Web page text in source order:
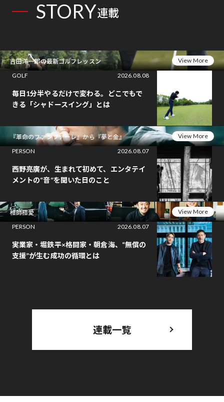
STORY連載
吉田洋一郎の最新ゴルフレッスン
View More
GOLF
2026.08.08
毎日1分半やるだけで変わる。どこでもで
きる「シャドースイング」とは
『革命のファンファーレ』から『夢と金』
View More
PERSON
2026.08.07
西野亮廣が、生まれて初めて、エンタテイ
メントの“音”を聞いた日のこと
相師相愛
View More
PERSON
2026.08.07
実業家・堀鉄平×格闘家・朝倉海、“無償の
支援”が生む成功の循環とは
連載一覧